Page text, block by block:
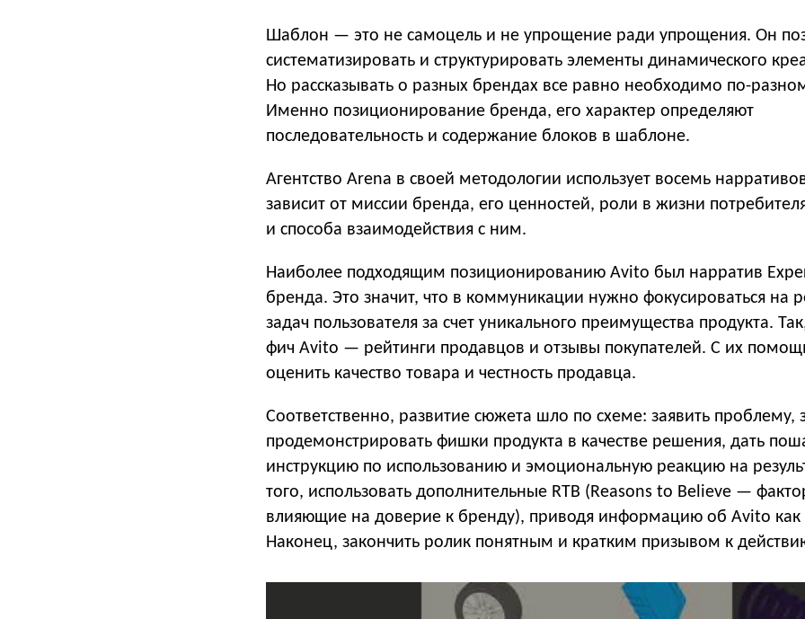
Шаблон — это не самоцель и не упрощение ради упрощения. Он
систематизировать и структурировать элементы динамического
Но рассказывать о разных брендах все равно необходимо по-
Именно позиционирование бренда, его характер определяют
последовательность и содержание блоков в шаблоне.
Агентство Arena в своей методологии использует восемь
зависит от миссии бренда, его ценностей, роли в жизни
и способа взаимодействия с ним.
Наиболее подходящим позиционированию Avito был нарратив
бренда. Это значит, что в коммуникации нужно фокусироваться на
задач пользователя за счет уникального преимущества продукта.
фич Avito — рейтинги продавцов и отзывы покупателей. С их
оценить качество товара и честность продавца.
Соответственно, развитие сюжета шло по схеме: заявить проблему,
продемонстрировать фишки продукта в качестве решения, дать
инструкцию по использованию и эмоциональную реакцию на
того, использовать дополнительные RTB (Reasons to Believe —
влияющие на доверие к бренду), приводя информацию об Avito как
Наконец, закончить ролик понятным и кратким призывом к